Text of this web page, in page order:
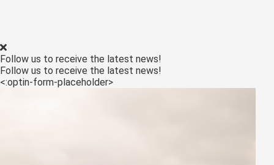
Follow us to receive the latest news!
Follow us to receive the latest news!
<:optin-form-placeholder>